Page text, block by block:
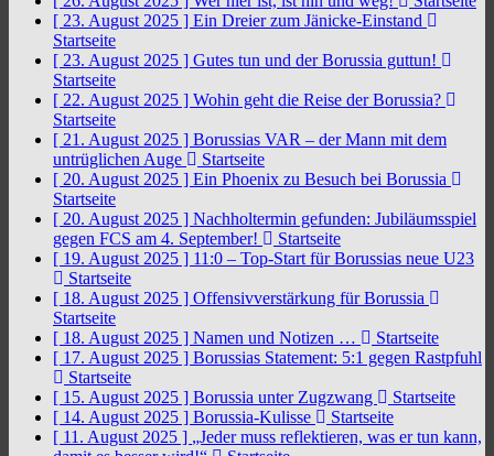
[ 23. August 2025 ] Ein Dreier zum Jänicke-Einstand
Startseite
[ 23. August 2025 ] Gutes tun und der Borussia guttun!
Startseite
[ 22. August 2025 ] Wohin geht die Reise der Borussia?
Startseite
[ 21. August 2025 ] Borussias VAR – der Mann mit dem
untrüglichen Auge
Startseite
[ 20. August 2025 ] Ein Phoenix zu Besuch bei Borussia
Startseite
[ 20. August 2025 ] Nachholtermin gefunden: Jubiläumsspiel
gegen FCS am 4. September!
Startseite
[ 19. August 2025 ] 11:0 – Top-Start für Borussias neue U23
Startseite
[ 18. August 2025 ] Offensivverstärkung für Borussia
Startseite
[ 18. August 2025 ] Namen und Notizen …
Startseite
[ 17. August 2025 ] Borussias Statement: 5:1 gegen Rastpfuhl
Startseite
[ 15. August 2025 ] Borussia unter Zugzwang
Startseite
[ 14. August 2025 ] Borussia-Kulisse
Startseite
[ 11. August 2025 ] „Jeder muss reflektieren, was er tun kann,